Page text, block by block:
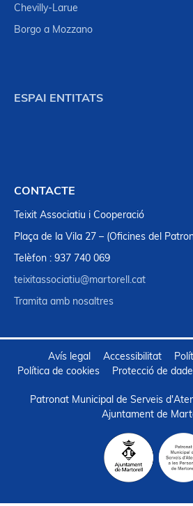
Chevilly-Larue
Borgo a Mozzano
ESPAI ENTITATS
CONTACTE
Teixit Associatiu i Cooperació
Plaça de la Vila 27 – (Oficines del
Telèfon : 937 740 069
teixitassociatiu@martorell.cat
Tramita amb nosaltres
Avís legal Accessibilitat
Política de cookies
Protecció de
Patronat Municipal de Serveis
Ajuntament de